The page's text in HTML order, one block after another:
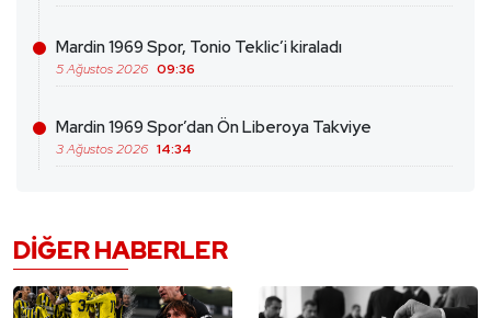
Mardin 1969 Spor, Tonio Teklic’i kiraladı
5 Ağustos 2026 09:36
Mardin 1969 Spor’dan Ön Liberoya Takviye
3 Ağustos 2026 14:34
DIĞER HABERLER